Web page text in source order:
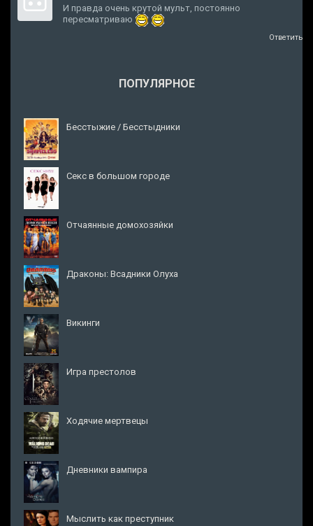
И правда очень крутой мульт, постоянно
пересматриваю
Ответить
ПОПУЛЯРНОЕ
Бесстыжие / Бесстыдники
Секс в большом городе
Отчаянные домохозяйки
Драконы: Всадники Олуха
Викинги
Игра престолов
Ходячие мертвецы
Дневники вампира
Мыслить как преступник